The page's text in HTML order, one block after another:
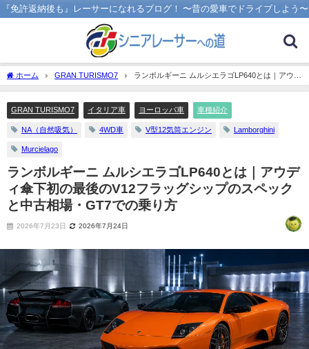
『免許返納後も』レーサーになれるブログ！ 〜昔の愛車でドライブしよう〜
ホーム GRAN TURISMO7
ランボルギーニ ムルシエラゴLP640とは｜アウデ
ィ傘下初の最後のV12フラッグシップのスペックと中古相場・GT7での乗り方
GRAN TURISMO7 イタリア車 ヨーロッパ車 車種紹介
NA（自然吸気） 4WD車 V型12気筒エンジン Lamborghini
Murcielago
ランボルギーニ ムルシエラゴLP640とは｜アウデ
ィ傘下初の最後のV12フラッグシップのスペック
と中古相場・GT7での乗り方
2026年7月23日 2026年7月24日